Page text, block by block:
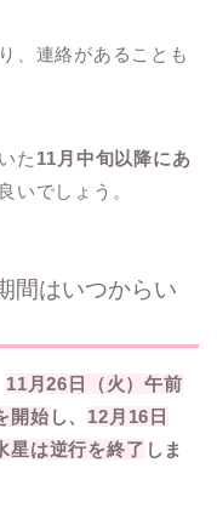
、連絡があることも
た 11月中旬以降にあ
いでしょう。
間はいつからい
11月26日（火）午前
開始 し、 12月16日
星は逆行を終了 しま